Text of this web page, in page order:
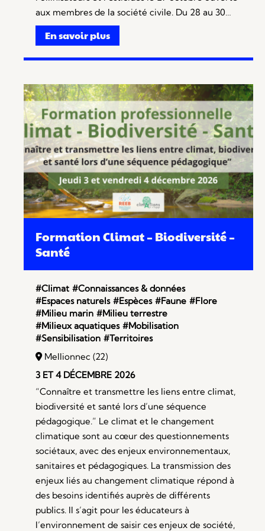
aux membres de la société civile. Du 28 au 30…
En savoir plus
Formation Climat – Biodiversité –
Santé
#Climat #Connaissances & données
#Espaces naturels #Espèces #Faune #Flore
#Milieu marin #Milieu terrestre
#Milieux aquatiques #Mobilisation
#Sensibilisation #Territoires
Mellionnec (22)
3 ET 4 DÉCEMBRE 2026
“Connaître et transmettre les liens entre climat,
biodiversité et santé lors d’une séquence
pédagogique.” Le climat et le changement
climatique sont au cœur des questionnements
sociétaux, avec des enjeux environnementaux,
sanitaires et pédagogiques. La transmission des
enjeux liés au changement climatique répond à
des besoins identifiés auprès de différents
publics. Il s’agit pour les éducateurs à
l’environnement de saisir ces enjeux de société,